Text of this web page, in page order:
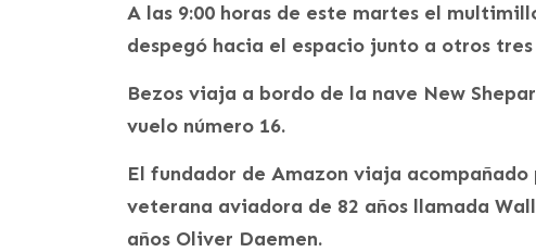
A las 9:00 horas de este martes el
despegó hacia el espacio junto a otros
Bezos viaja a bordo de la nave New
vuelo número 16.
El fundador de Amazon viaja acompañado
veterana aviadora de 82 años llamada
años Oliver Daemen.